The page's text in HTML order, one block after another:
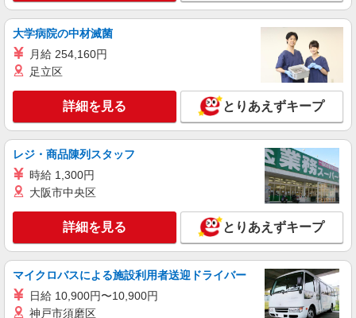
大学病院の中材滅菌
月給 254,160円
足立区
詳細を見る とりあえずキープ
レジ・商品陳列スタッフ
時給 1,300円
大阪市中央区
詳細を見る とりあえずキープ
マイクロバスによる施設利用者送迎ドライバー
日給 10,900円〜10,900円
神戸市須磨区